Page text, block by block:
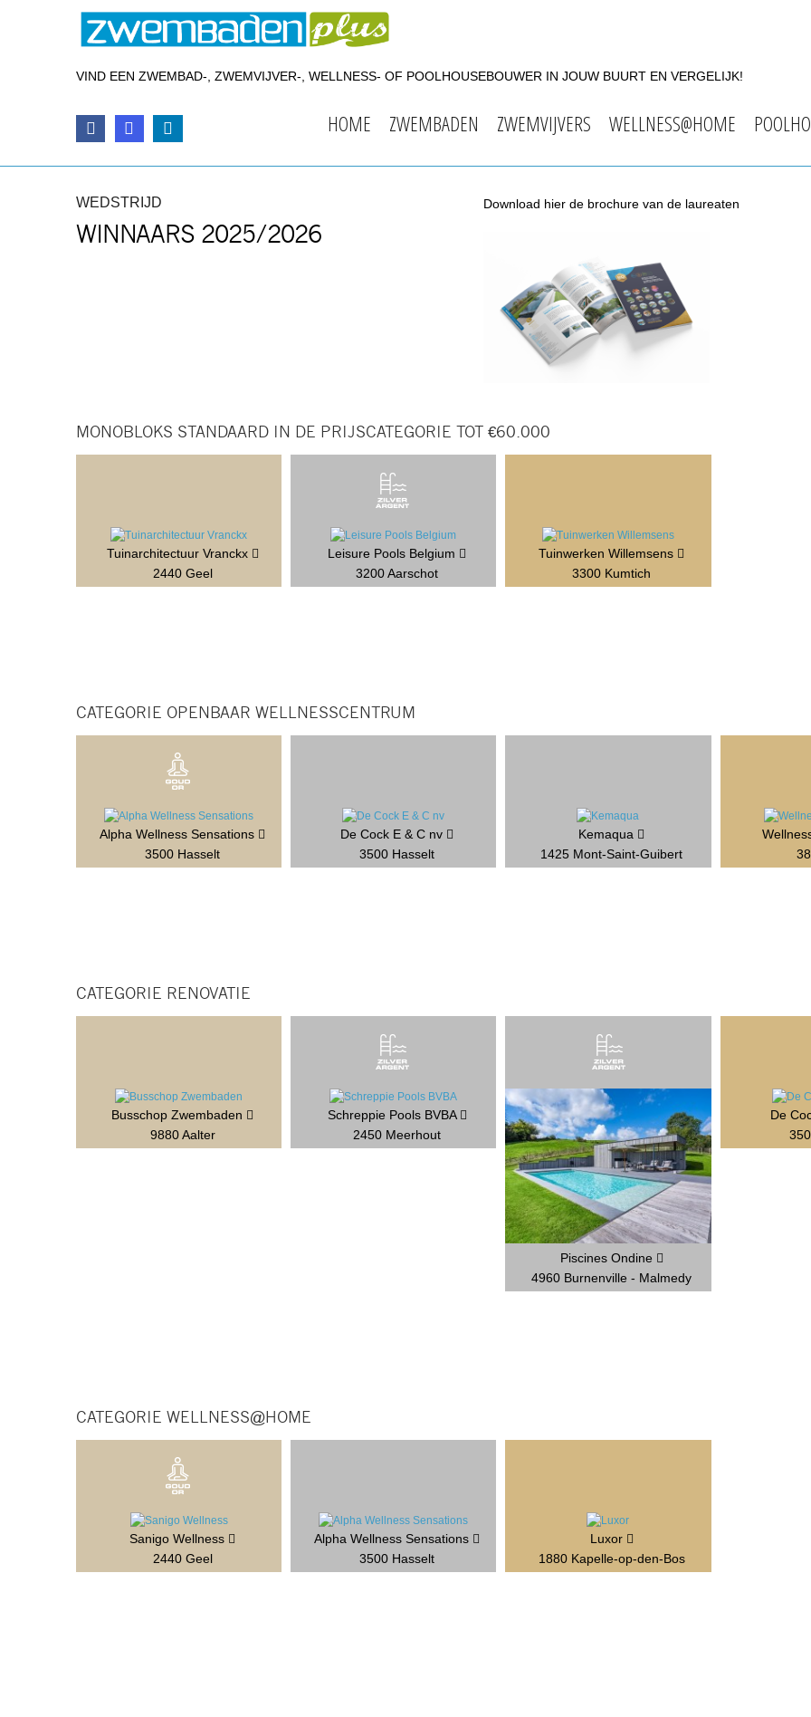
VIND EEN ZWEMBAD-, ZWEMVIJVER-, WELLNESS- OF POOLHOUSEBOUWER IN JOUW BUURT EN VERGELIJK!
HOME ZWEMBADEN ZWEMVIJVERS WELLNESS@HOME
WEDSTRIJD
WINNAARS 2025/2026
Download hier de brochure van de laureaten
MONOBLOKS STANDAARD IN DE PRIJSCATEGORIE TOT €60.000
Tuinarchitectuur Vranckx
2440 Geel
Leisure Pools Belgium
3200 Aarschot
Tuinwerken Willemsens
3300 Kumtich
CATEGORIE OPENBAAR WELLNESSCENTRUM
Alpha Wellness Sensations
3500 Hasselt
De Cock E & C nv
3500 Hasselt
Kemaqua
1425 Mont-Saint-Guibert
CATEGORIE RENOVATIE
Busschop Zwembaden
9880 Aalter
Schreppie Pools BVBA
2450 Meerhout
Piscines Ondine
4960 Burnenville - Malmedy
De
CATEGORIE WELLNESS@HOME
Sanigo Wellness
2440 Geel
Alpha Wellness Sensations
3500 Hasselt
Luxor
1880 Kapelle-op-den-Bos